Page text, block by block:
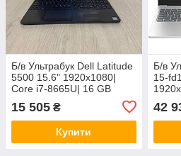
Б/в Ультрабук Dell Latitude
5500 15.6" 1920x1080|
Core i7-8665U| 16 GB
Radeon 540x 2GB
15 505 ₴
Купити
Б/в
15-
RAM|
42